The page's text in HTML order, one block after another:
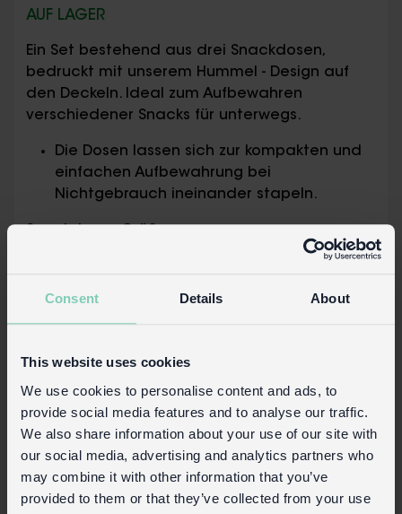
Consent Details About
This website uses cookies
We use cookies to personalise content and ads, to
provide social media features and to analyse our traffic.
We also share information about your use of our site with
our social media, advertising and analytics partners who
may combine it with other information that you’ve
provided to them or that they’ve collected from your use
AUF LAGER
Ein Set bestehend aus drei Snackdosen,
bedruckt mit unserem Hummel - Design auf
den Deckeln. Ideal zum Aufbewahren
verschiedener Snacks für unterwegs.
Die Dosen lassen sich zur kompakten und
einfachen Aufbewahrung bei
Nichtgebrauch ineinander stapeln.
Pflegehinweise:
Spülmaschinenfest: Dosen: ja – nur im
oberen Fach der Spülmaschine.
Deckel: nein – nur per Hand spülen
Mikrowellengeeignet: Nein